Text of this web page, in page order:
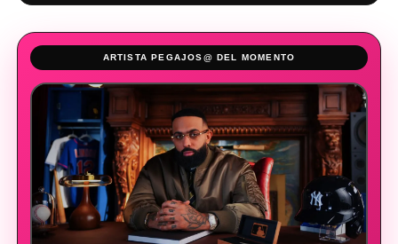
ARTISTA PEGAJOS@ DEL MOMENTO